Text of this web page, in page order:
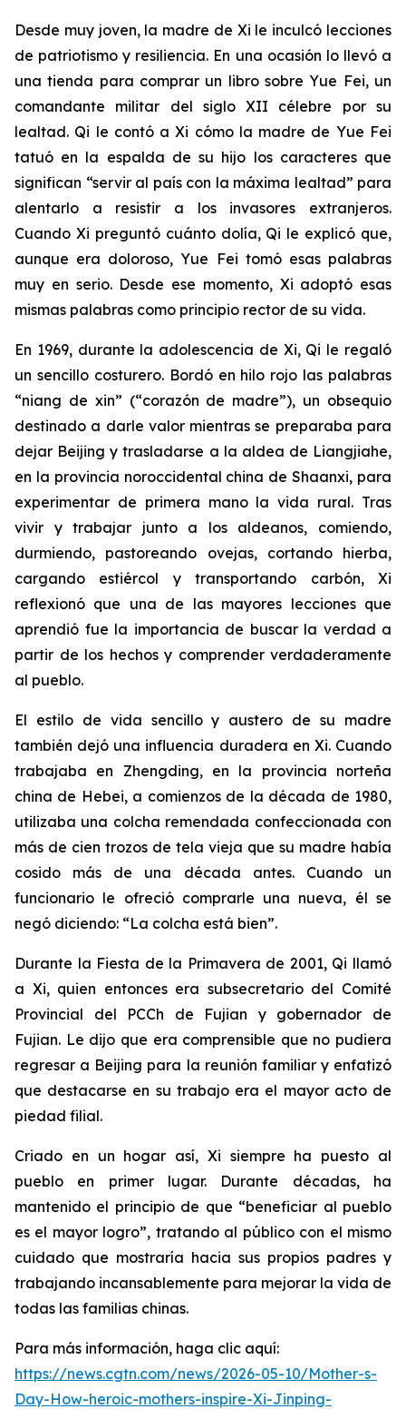
Desde muy joven, la madre de Xi le inculcó lecciones
de patriotismo y resiliencia. En una ocasión lo llevó a
una tienda para comprar un libro sobre Yue Fei, un
comandante militar del siglo XII célebre por su
lealtad. Qi le contó a Xi cómo la madre de Yue Fei
tatuó en la espalda de su hijo los caracteres que
significan “servir al país con la máxima lealtad” para
alentarlo a resistir a los invasores extranjeros.
Cuando Xi preguntó cuánto dolía, Qi le explicó que,
aunque era doloroso, Yue Fei tomó esas palabras
muy en serio. Desde ese momento, Xi adoptó esas
mismas palabras como principio rector de su vida.
En 1969, durante la adolescencia de Xi, Qi le regaló
un sencillo costurero. Bordó en hilo rojo las palabras
“niang de xin” (“corazón de madre”), un obsequio
destinado a darle valor mientras se preparaba para
dejar Beijing y trasladarse a la aldea de Liangjiahe,
en la provincia noroccidental china de Shaanxi, para
experimentar de primera mano la vida rural. Tras
vivir y trabajar junto a los aldeanos, comiendo,
durmiendo, pastoreando ovejas, cortando hierba,
cargando estiércol y transportando carbón, Xi
reflexionó que una de las mayores lecciones que
aprendió fue la importancia de buscar la verdad a
partir de los hechos y comprender verdaderamente
al pueblo.
El estilo de vida sencillo y austero de su madre
también dejó una influencia duradera en Xi. Cuando
trabajaba en Zhengding, en la provincia norteña
china de Hebei, a comienzos de la década de 1980,
utilizaba una colcha remendada confeccionada con
más de cien trozos de tela vieja que su madre había
cosido más de una década antes. Cuando un
funcionario le ofreció comprarle una nueva, él se
negó diciendo: “La colcha está bien”.
Durante la Fiesta de la Primavera de 2001, Qi llamó
a Xi, quien entonces era subsecretario del Comité
Provincial del PCCh de Fujian y gobernador de
Fujian. Le dijo que era comprensible que no pudiera
regresar a Beijing para la reunión familiar y enfatizó
que destacarse en su trabajo era el mayor acto de
piedad filial.
Criado en un hogar así, Xi siempre ha puesto al
pueblo en primer lugar. Durante décadas, ha
mantenido el principio de que “beneficiar al pueblo
es el mayor logro”, tratando al público con el mismo
cuidado que mostraría hacia sus propios padres y
trabajando incansablemente para mejorar la vida de
todas las familias chinas.
Para más información, haga clic aquí:
https://news.cgtn.com/news/2026-05-10/Mother-s-
Day-How-heroic-mothers-inspire-Xi-Jinping-